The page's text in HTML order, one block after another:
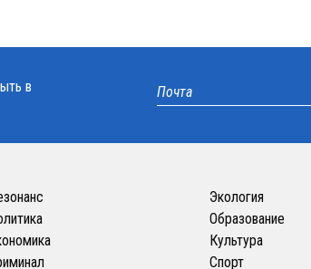
в
Экология
Образование
Культура
Спорт